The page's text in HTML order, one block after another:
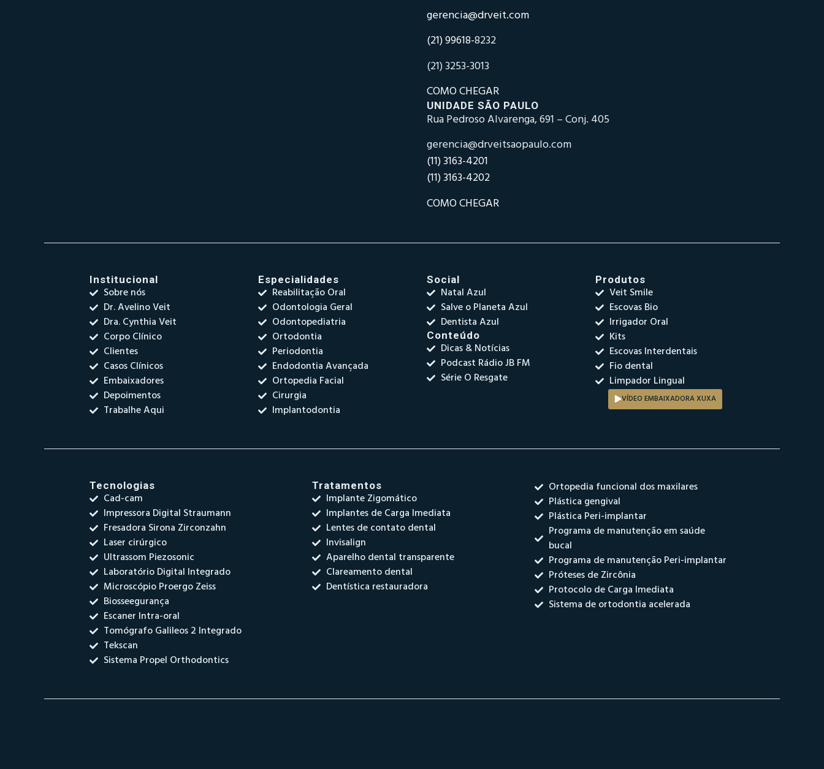
gerencia@drveit.com
(21) 99618-8232
(21) 3253-3013
COMO CHEGAR
UNIDADE SÃO PAULO
Rua Pedroso Alvarenga, 691 – Conj. 405
gerencia@drveitsaopaulo.com
(11) 3163-4201
(11) 3163-4202
COMO CHEGAR
Institucional
Sobre nós
Dr. Avelino Veit
Dra. Cynthia Veit
Corpo Clínico
Clientes
Casos Clínicos
Embaixadores
Depoimentos
Trabalhe Aqui
Especialidades
Reabilitação Oral
Odontologia Geral
Odontopediatria
Ortodontia
Periodontia
Endodontia Avançada
Ortopedia Facial
Cirurgia
Implantodontia
Social
Natal Azul
Salve o Planeta Azul
Dentista Azul
Conteúdo
Dicas & Notícias
Podcast Rádio JB FM
Série O Resgate
Produtos
Veit Smile
Escovas Bio
Irrigador Oral
Kits
Escovas Interdentais
Fio dental
Limpador Lingual
VÍDEO EMBAIXADORA XUXA
Tecnologias
Cad-cam
Impressora Digital Straumann
Fresadora Sirona Zirconzahn
Laser cirúrgico
Ultrassom Piezosonic
Laboratório Digital Integrado
Microscópio Proergo Zeiss
Biosseegurança
Escaner Intra-oral
Tomógrafo Galileos 2 Integrado
Tekscan
Sistema Propel Orthodontics
Tratamentos
Implante Zigomático
Implantes de Carga Imediata
Lentes de contato dental
Invisalign
Aparelho dental transparente
Clareamento dental
Dentística restauradora
Ortopedia funcional dos maxilares
Plástica gengival
Plástica Peri-implantar
Programa de manutenção em saúde
bucal
Programa de manutenção Peri-implantar
Próteses de Zircônia
Protocolo de Carga Imediata
Sistema de ortodontia acelerada